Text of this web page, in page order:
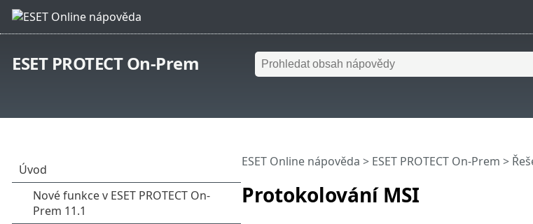
ESET PROTECT On-Prem
Protokolování MSI
ESET Online nápověda > ESET PROTECT On-Prem >